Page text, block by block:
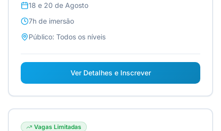
18 e 20 de Agosto
7h de imersão
Público: Todos os níveis
Ver Detalhes e Inscrever
Vagas Limitadas